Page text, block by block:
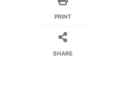
PRINT
SHARE